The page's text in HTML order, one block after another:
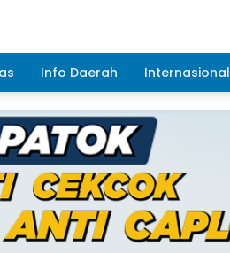
Info Daerah Internasional